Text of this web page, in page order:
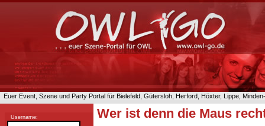
Euer Event, Szene und Party Portal für Bielefeld, Gütersloh, Herford, Höxter, Lippe,
Username: Wer ist denn die Maus